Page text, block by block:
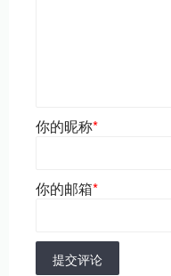
你的昵称*
你的邮箱*
提交评论